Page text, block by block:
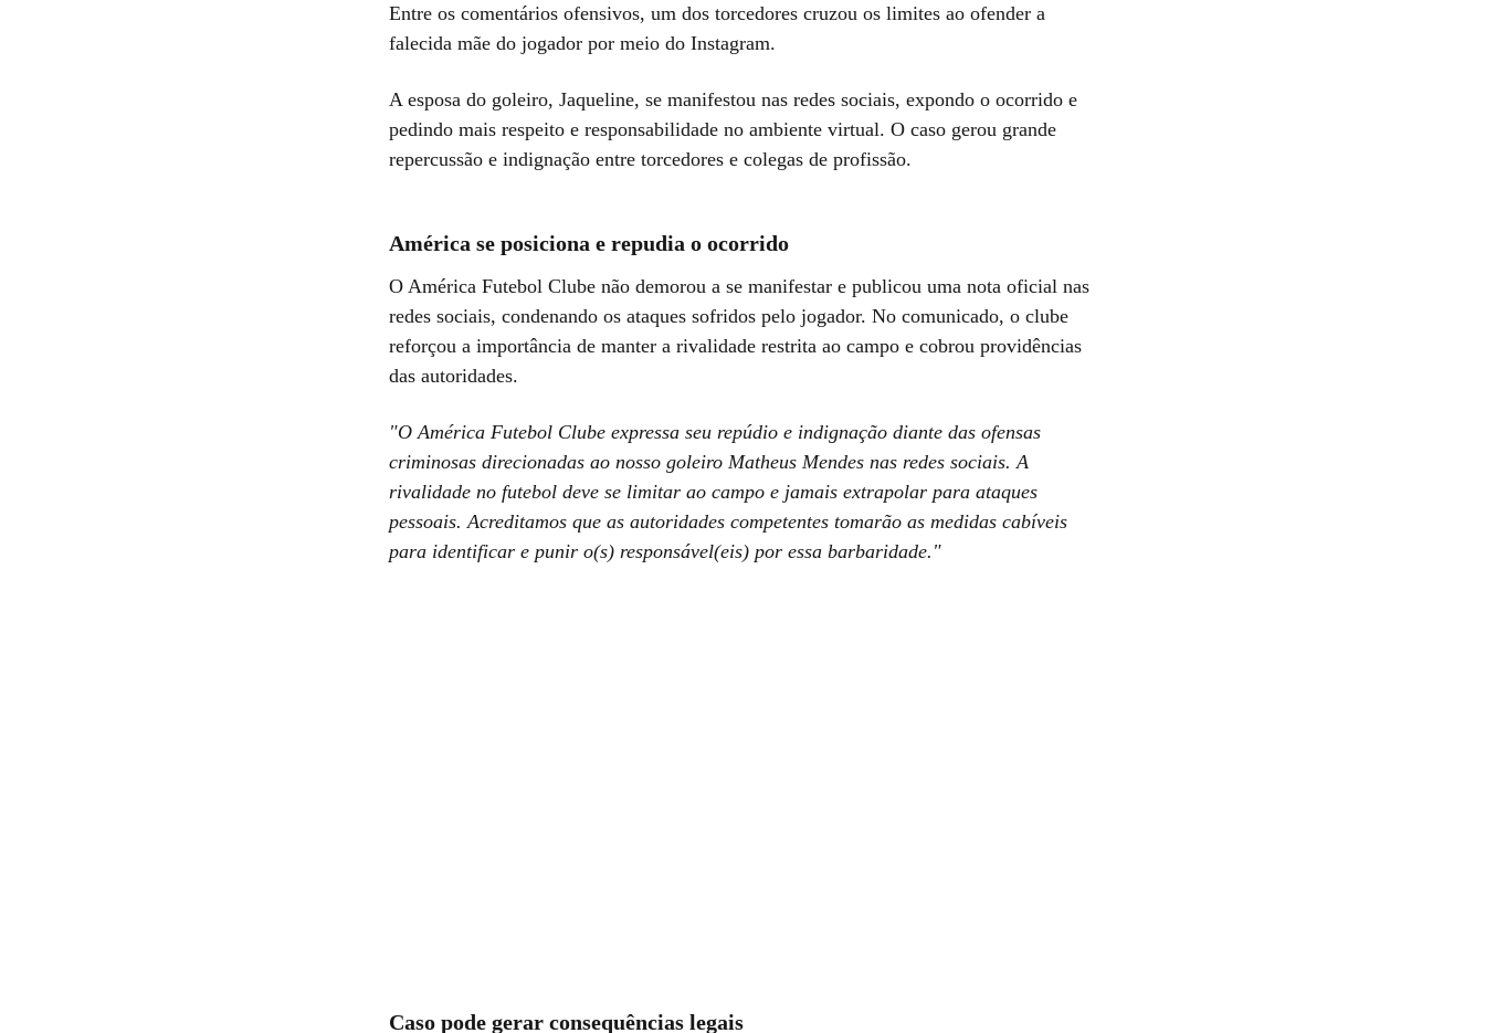
Entre os comentários ofensivos, um dos torcedores cruzou os limites ao ofender a
falecida mãe do jogador por meio do Instagram.
A esposa do goleiro, Jaqueline, se manifestou nas redes sociais, expondo o ocorrido e
pedindo mais respeito e responsabilidade no ambiente virtual. O caso gerou grande
repercussão e indignação entre torcedores e colegas de profissão.
América se posiciona e repudia o ocorrido
O América Futebol Clube não demorou a se manifestar e publicou uma nota oficial nas
redes sociais, condenando os ataques sofridos pelo jogador. No comunicado, o clube
reforçou a importância de manter a rivalidade restrita ao campo e cobrou providências
das autoridades.
"O América Futebol Clube expressa seu repúdio e indignação diante das ofensas
criminosas direcionadas ao nosso goleiro Matheus Mendes nas redes sociais. A
rivalidade no futebol deve se limitar ao campo e jamais extrapolar para ataques
pessoais. Acreditamos que as autoridades competentes tomarão as medidas cabíveis
para identificar e punir o(s) responsável(eis) por essa barbaridade."
Caso pode gerar consequências legais